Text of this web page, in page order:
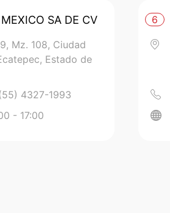
SA DE CV
Mz. 108, Ciudad
Estado de
4327-1993
- 17:00
6